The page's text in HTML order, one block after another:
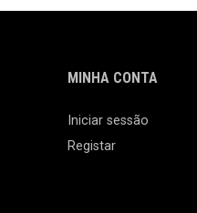
MINHA CONTA
Iniciar sessão
Registar